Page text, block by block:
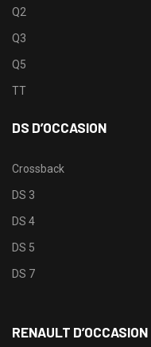
Q2
Q3
Q5
TT
DS D’OCCASION
Crossback
DS 3
DS 4
DS 5
DS 7
RENAULT D’OCCASION